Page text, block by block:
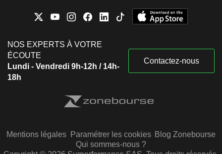
NOS EXPERTS À VOTRE
ÉCOUTE
Lundi - Vendredi 9h-12h / 14h-
18h
Contactez-nous
Mentions légales Paramétrer les cookies Blog Zonebourse
Qui sommes-nous ?